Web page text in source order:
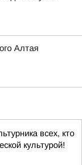
Алтая
всех, кто
культурой!